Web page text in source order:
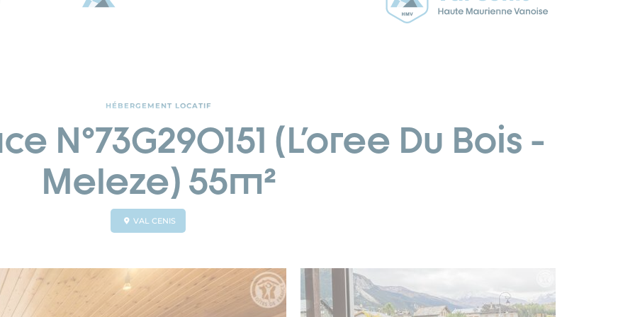
HÉBERGEMENT LOCATIF
N°73G290151 (L'oree Du Bois -
Meleze) 55m²
VAL CENIS